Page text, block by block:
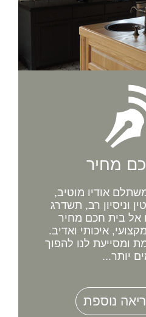
מחיר
אודיו מוטיב,
וניסיון רב, תשדרג
בית חכם מחיר
איכותי ואדיב.
ומסייעת לנו להפוך
יותר...
נוספת